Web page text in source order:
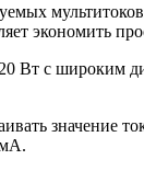
экономить
Вт с широким
значение
мА.